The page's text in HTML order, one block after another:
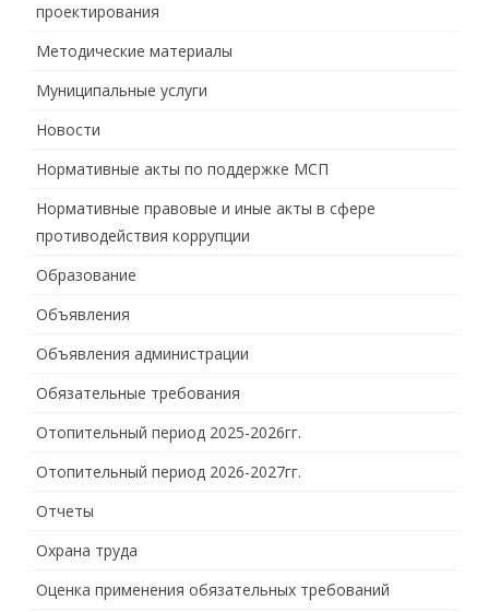
проектирования
Методические материалы
Муниципальные услуги
Новости
Нормативные акты по поддержке МСП
Нормативные правовые и иные акты в сфере
противодействия коррупции
Образование
Объявления
Объявления администрации
Обязательные требования
Отопительный период 2025-2026гг.
Отопительный период 2026-2027гг.
Отчеты
Охрана труда
Оценка применения обязательных требований